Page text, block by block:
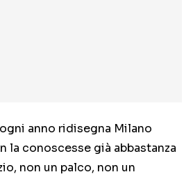
anno ridisegna Milano
la conoscesse già abbastanza
non un palco, non un